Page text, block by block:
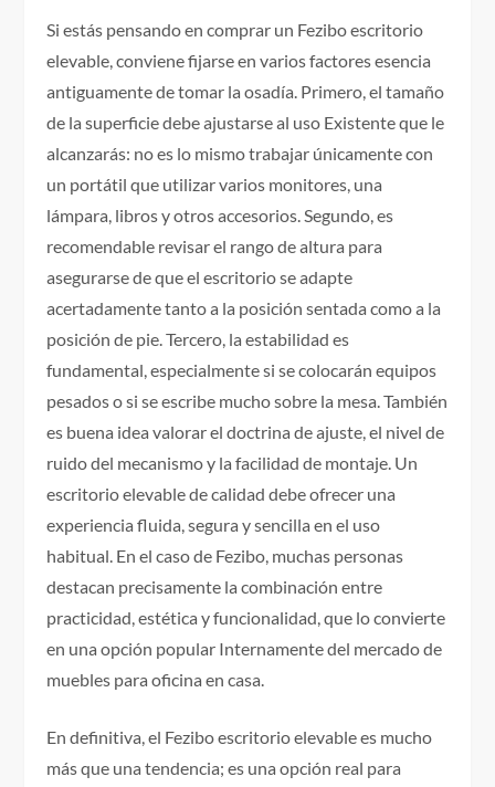
Si estás pensando en comprar un Fezibo escritorio
elevable, conviene fijarse en varios factores esencia
antiguamente de tomar la osadía. Primero, el tamaño
de la superficie debe ajustarse al uso Existente que le
alcanzarás: no es lo mismo trabajar únicamente con
un portátil que utilizar varios monitores, una
lámpara, libros y otros accesorios. Segundo, es
recomendable revisar el rango de altura para
asegurarse de que el escritorio se adapte
acertadamente tanto a la posición sentada como a la
posición de pie. Tercero, la estabilidad es
fundamental, especialmente si se colocarán equipos
pesados o si se escribe mucho sobre la mesa. También
es buena idea valorar el doctrina de ajuste, el nivel de
ruido del mecanismo y la facilidad de montaje. Un
escritorio elevable de calidad debe ofrecer una
experiencia fluida, segura y sencilla en el uso
habitual. En el caso de Fezibo, muchas personas
destacan precisamente la combinación entre
practicidad, estética y funcionalidad, que lo convierte
en una opción popular Internamente del mercado de
muebles para oficina en casa.
En definitiva, el Fezibo escritorio elevable es mucho
más que una tendencia; es una opción real para